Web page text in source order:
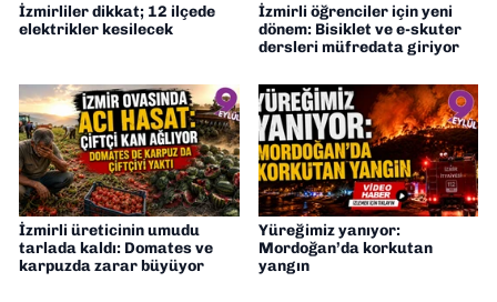
İzmirliler dikkat; 12 ilçede
elektrikler kesilecek
İzmirli öğrenciler için yeni
dönem: Bisiklet ve e-skuter
dersleri müfredata giriyor
İzmirli üreticinin umudu
tarlada kaldı: Domates ve
karpuzda zarar büyüyor
Yüreğimiz yanıyor:
Mordoğan’da korkutan
yangın